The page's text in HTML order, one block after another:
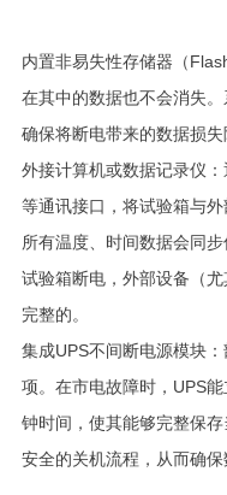
内置非易失性存储器（
在其中的数据也不会消失
确保将断电带来的数据损失
外接计算机或数据记录仪
等通讯接口，将试验箱与外
所有温度、时间数据会同
试验箱断电，外部设备（
完整的。
集成UPS不间断电源模块
项。在市电故障时，UPS
钟时间，使其能够完整保
安全的关机流程，从而确保